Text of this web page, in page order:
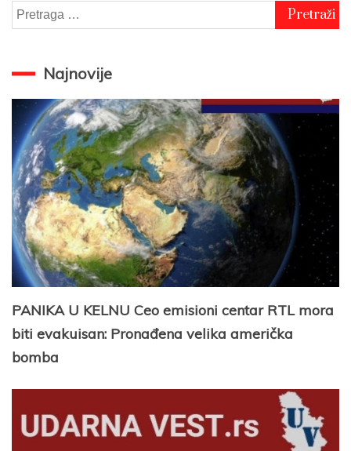
Pretraga
za:
Najnovije
PANIKA U KELNU Ceo emisioni centar RTL mora
biti evakuisan: Pronađena velika američka
bomba